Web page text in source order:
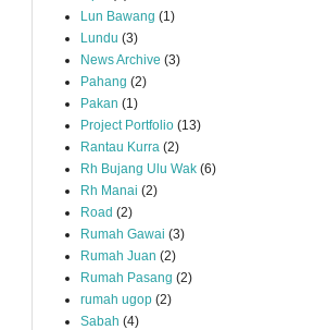
Lun Bawang (1)
Lundu (3)
News Archive (3)
Pahang (2)
Pakan (1)
Project Portfolio (13)
Rantau Kurra (2)
Rh Bujang Ulu Wak (6)
Rh Manai (2)
Road (2)
Rumah Gawai (3)
Rumah Juan (2)
Rumah Pasang (2)
rumah ugop (2)
Sabah (4)